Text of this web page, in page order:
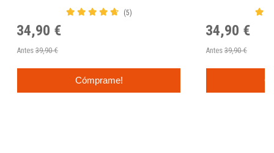
(5)
34,90 €
Antes 39,90 €
Cómprame!
34,90 €
Antes 39,90 €